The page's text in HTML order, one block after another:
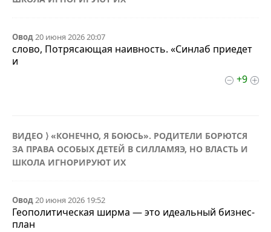
Овод20 июня 2026 20:07
слово, Потрясающая наивность. «Синлаб приедет
и
+9
ВИДЕО ⟩ «КОНЕЧНО, Я БОЮСЬ». РОДИТЕЛИ БОРЮТСЯ
ЗА ПРАВА ОСОБЫХ ДЕТЕЙ В СИЛЛАМЯЭ, НО ВЛАСТЬ И
ШКОЛА ИГНОРИРУЮТ ИХ
Овод20 июня 2026 19:52
Геополитическая ширма — это идеальный бизнес-
план